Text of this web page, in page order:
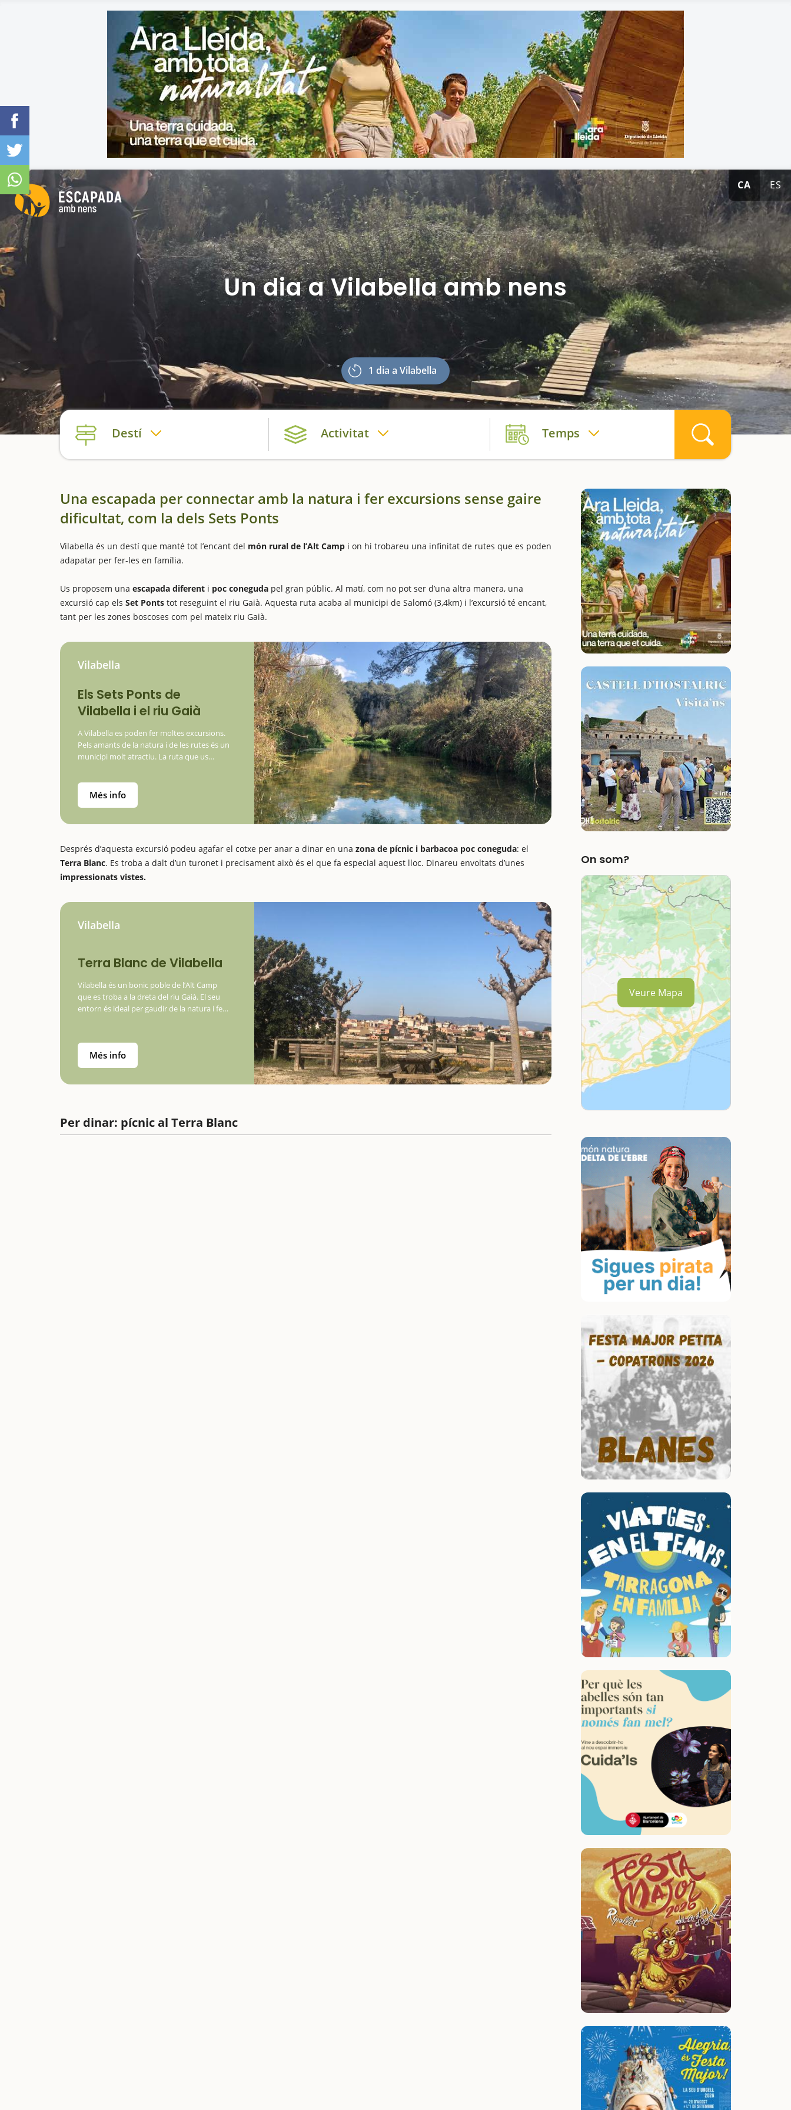
CA ES
Un dia a Vilabella amb nens
1 dia a Vilabella
Destí Activitat Temps
Una escapada per connectar amb la natura i fer excursions sense gaire
dificultat, com la dels Sets Ponts
Vilabella és un destí que manté tot l’encant del món rural de l’Alt Camp i on hi trobareu una infinitat de rutes que es poden
adapatar per fer-les en família.
Us proposem una escapada diferent i poc coneguda pel gran públic. Al matí, com no pot ser d’una altra manera, una
excursió cap els Set Ponts tot reseguint el riu Gaià. Aquesta ruta acaba al municipi de Salomó (3,4km) i l’excursió té encant,
tant per les zones boscoses com pel mateix riu Gaià.
Vilabella
Els Sets Ponts de
Vilabella i el riu Gaià
A Vilabella es poden fer moltes excursions.
Pels amants de la natura i de les rutes és un
municipi molt atractiu. La ruta que us
Ponts,…
Més info
Després d’aquesta excursió podeu agafar el cotxe per anar a dinar en una zona de pícnic i barbacoa poc coneguda: el
Terra Blanc. Es troba a dalt d’un turonet i precisament això és el que fa especial aquest lloc. Dinareu envoltats d’unes
impressionats vistes.
Vilabella
Terra Blanc de Vilabella
Vilabella és un bonic poble de l’Alt Camp
que es troba a la dreta del riu Gaià. El seu
entorn és ideal per gaudir de la natura i fer
Més info
Per dinar: pícnic al Terra Blanc
On som?
Veure Mapa